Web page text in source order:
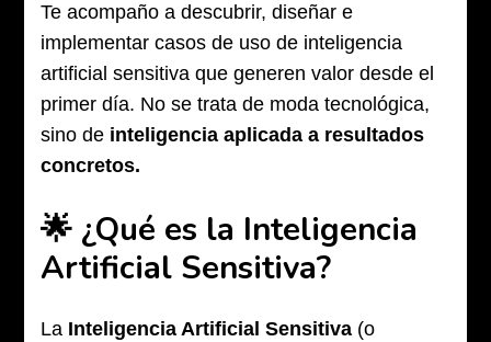
Te acompaño a descubrir, diseñar e
implementar casos de uso de inteligencia
artificial sensitiva que generen valor desde el
primer día. No se trata de moda tecnológica,
sino de inteligencia aplicada a resultados
concretos.
🌟 ¿Qué es la Inteligencia
Artificial Sensitiva?
La Inteligencia Artificial Sensitiva (o